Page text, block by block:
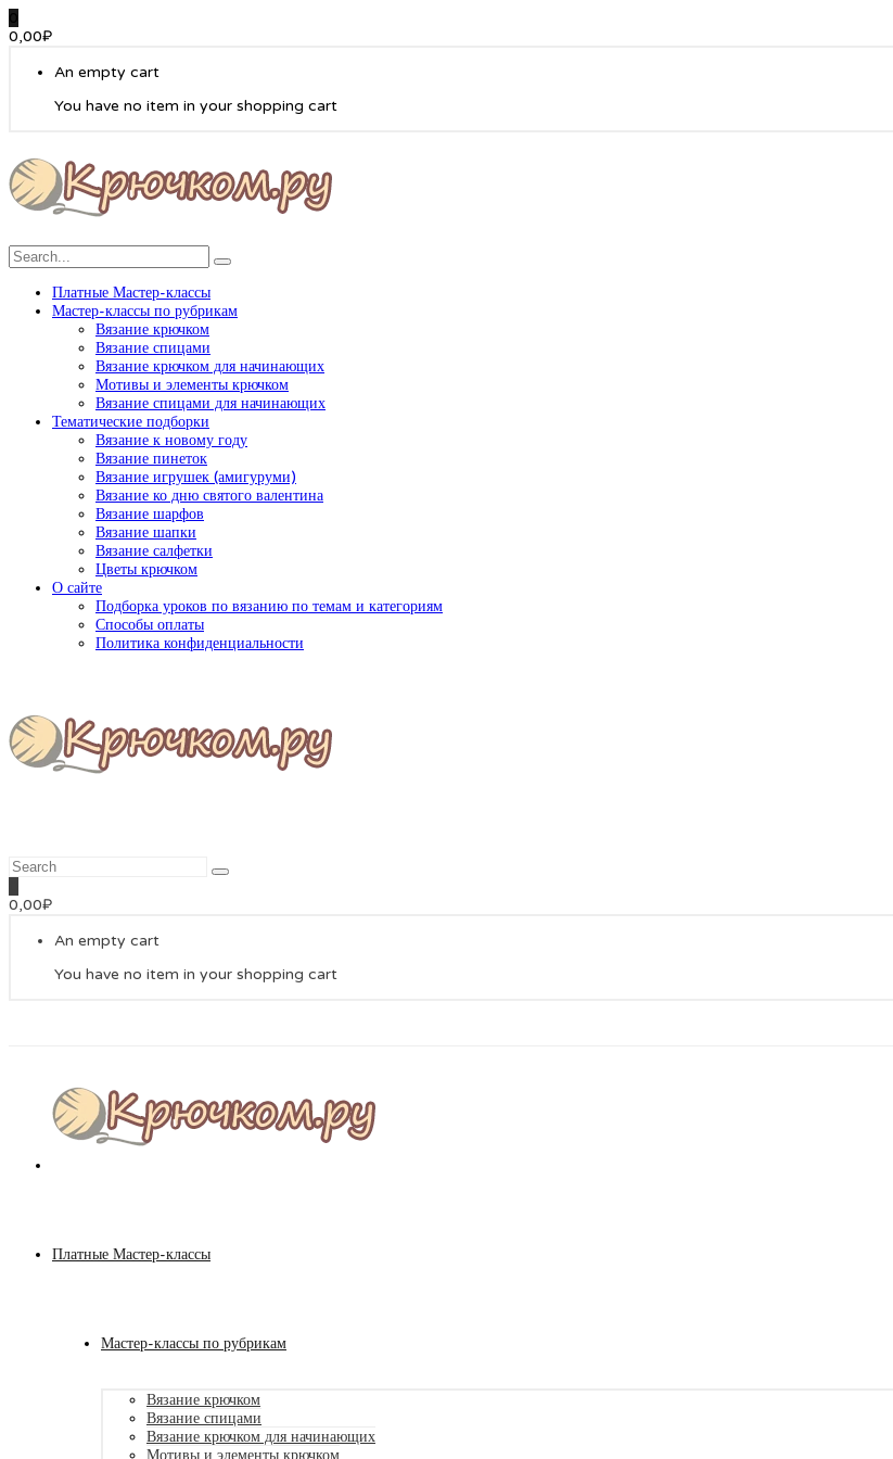
0
0,00₽
An empty cart
You have no item in your shopping cart
Платные Мастер-классы
Мастер-классы по рубрикам
Вязание крючком
Вязание спицами
Вязание крючком для начинающих
Мотивы и элементы крючком
Вязание спицами для начинающих
Тематические подборки
Вязание к новому году
Вязание пинеток
Вязание игрушек (амигуруми)
Вязание ко дню святого валентина
Вязание шарфов
Вязание шапки
Вязание салфетки
Цветы крючком
О сайте
Подборка уроков по вязанию по темам и категориям
Способы оплаты
Политика конфиденциальности
0,00₽
An empty cart
You have no item in your shopping cart
Платные Мастер-классы
Мастер-классы по рубрикам
Вязание крючком
Вязание спицами
Вязание крючком для начинающих
Мотивы и элементы крючком